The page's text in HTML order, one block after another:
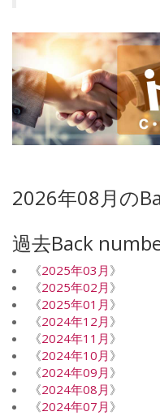
2026年08月の
過去Back
《2025年03月 》
《2025年02月 》
《2025年01月 》
《2024年12月 》
《2024年11月 》
《2024年10月 》
《2024年09月 》
《2024年08月 》
《2024年07月 》